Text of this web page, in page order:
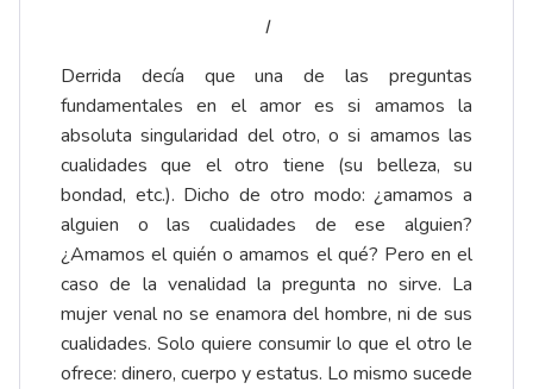
I
Derrida decía que una de las preguntas
fundamentales en el amor es si amamos la
absoluta singularidad del otro, o si amamos las
cualidades que el otro tiene (su belleza, su
bondad, etc.). Dicho de otro modo: ¿amamos a
alguien o las cualidades de ese alguien?
¿Amamos el quién o amamos el qué? Pero en el
caso de la venalidad la pregunta no sirve. La
mujer venal no se enamora del hombre, ni de sus
cualidades. Solo quiere consumir lo que el otro le
ofrece: dinero, cuerpo y estatus. Lo mismo sucede